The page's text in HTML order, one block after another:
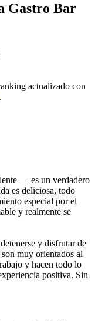
Gastro Bar
actualizado con
.
— es un verdadero
es deliciosa, todo
especial por el
y realmente se
y disfrutar de
muy orientados al
y hacen todo lo
positiva. Sin